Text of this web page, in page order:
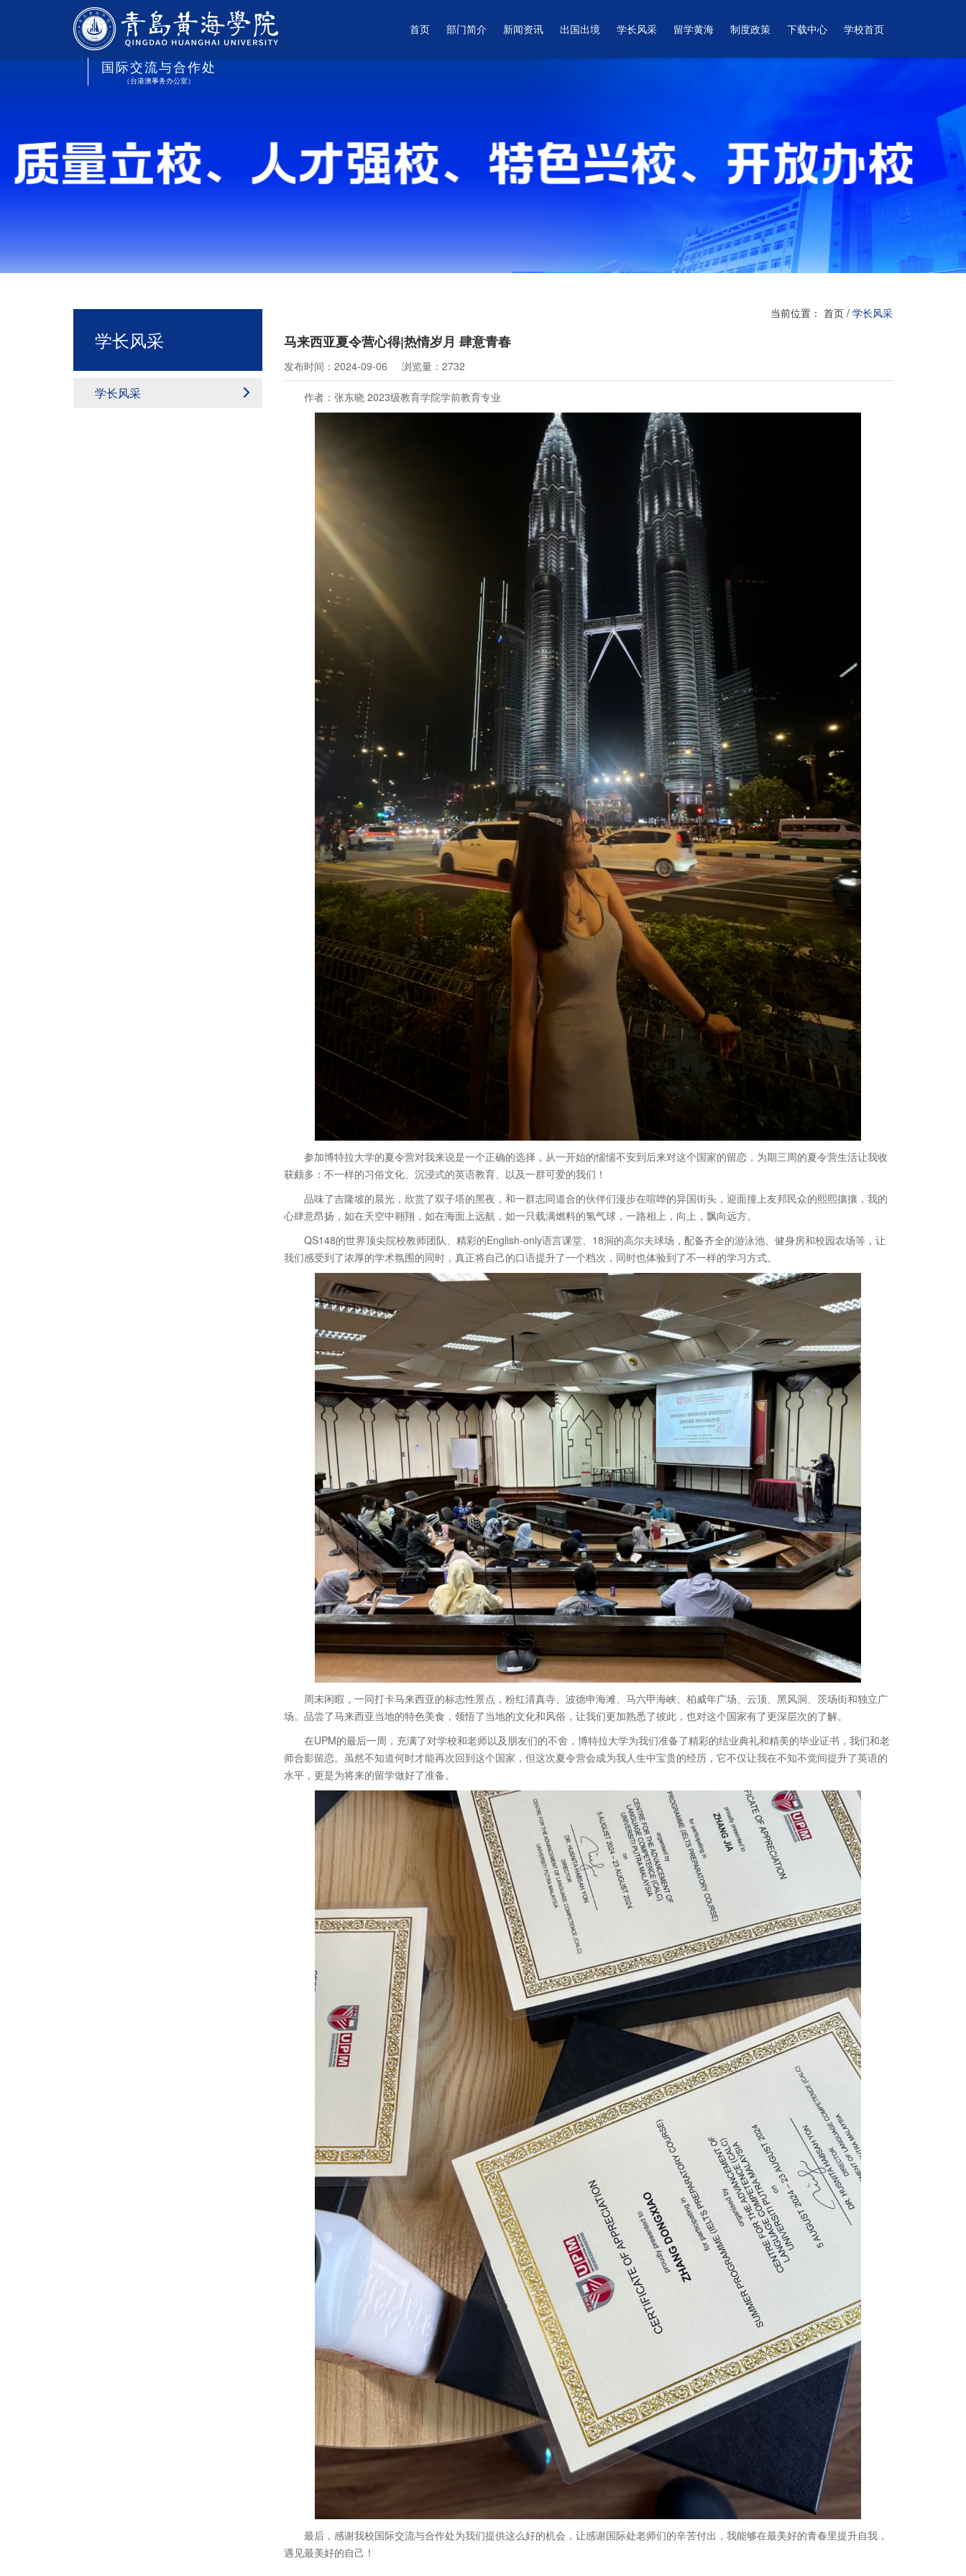
国际交流与合作处
（台港澳事务办公室）
首页 部门简介 新闻资讯 出国出境 学长风采 留学黄海 制度政策 下载中心 学校首页
学长风采
学长风采
当前位置： 首页 / 学长风采
马来西亚夏令营心得|热情岁月 肆意青春
发布时间：2024-09-06 浏览量：2732
作者：张东晓 2023级教育学院学前教育专业
参加博特拉大学的夏令营对我来说是一个正确的选择，从一开始的惴惴不安到后来对这个国家的留恋，为期三周的夏令营生活让我收
获颇多：不一样的习俗文化、沉浸式的英语教育、以及一群可爱的我们！
品味了吉隆坡的晨光，欣赏了双子塔的黑夜，和一群志同道合的伙伴们漫步在喧哗的异国街头，迎面撞上友邦民众的熙熙攘攘，我的
心肆意昂扬，如在天空中翱翔，如在海面上远航，如一只载满燃料的氢气球，一路相上，向上，飘向远方。
QS148的世界顶尖院校教师团队、精彩的English-only语言课堂、18洞的高尔夫球场，配备齐全的游泳池、健身房和校园农场等，让
我们感受到了浓厚的学术氛围的同时，真正将自己的口语提升了一个档次，同时也体验到了不一样的学习方式。
周末闲暇，一同打卡马来西亚的标志性景点，粉红清真寺、波德申海滩、马六甲海峡、柏威年广场、云顶、黑风洞、茨场街和独立广
场。品尝了马来西亚当地的特色美食，领悟了当地的文化和风俗，让我们更加熟悉了彼此，也对这个国家有了更深层次的了解。
在UPM的最后一周，充满了对学校和老师以及朋友们的不舍，博特拉大学为我们准备了精彩的结业典礼和精美的毕业证书，我们和老
师合影留恋。虽然不知道何时才能再次回到这个国家，但这次夏令营会成为我人生中宝贵的经历，它不仅让我在不知不觉间提升了英语的
水平，更是为将来的留学做好了准备。
最后，感谢我校国际交流与合作处为我们提供这么好的机会，让感谢国际处老师们的辛苦付出，我能够在最美好的青春里提升自我，
遇见最美好的自己！